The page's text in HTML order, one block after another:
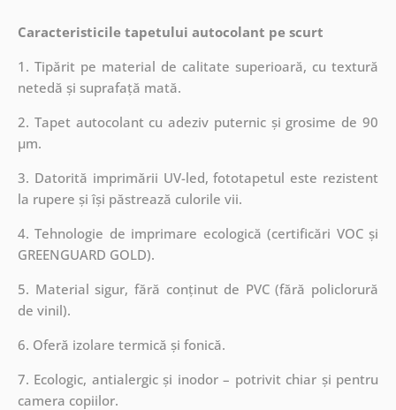
Caracteristicile tapetului autocolant pe scurt
1. Tipărit pe material de calitate superioară, cu textură
netedă și suprafață mată.
2. Tapet autocolant cu adeziv puternic și grosime de 90
µm.
3. Datorită imprimării UV-led, fototapetul este rezistent
la rupere și își păstrează culorile vii.
4. Tehnologie de imprimare ecologică (certificări VOC și
GREENGUARD GOLD).
5. Material sigur, fără conținut de PVC (fără policlorură
de vinil).
6. Oferă izolare termică și fonică.
7. Ecologic, antialergic și inodor – potrivit chiar și pentru
camera copiilor.